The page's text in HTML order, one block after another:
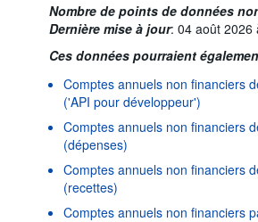
Nombre de points de données
Dernière mise à jour: 04 août 2026
Ces données pourraient
Comptes annuels non financiers
('API pour développeur')
Comptes annuels non financiers
(dépenses)
Comptes annuels non financiers
(recettes)
Comptes annuels non financiers